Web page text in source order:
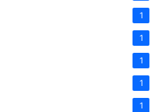
1
1
1
1
1